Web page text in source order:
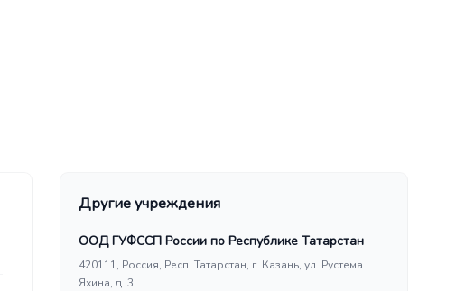
Другие учреждения
ООД ГУФССП России по Республике Татарстан
420111, Россия, Респ. Татарстан, г. Казань, ул. Рустема
Яхина, д. 3